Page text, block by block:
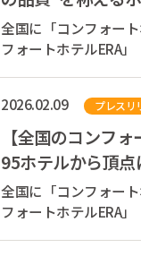
レギュラ...
ルより選出】コン
ンドが示す...
全国に「コンフォー
フォートホテルERA
する株式会社チョイス
ン（本社：東京都中
社長：伊藤孝彦、以
ズジャパン...
2026.02.09 プレスリ
【全国のコンフ
95ホテルから頂
No.1「コンフォ
屋新幹線口」が...
全国に「コンフォー
フォートホテルERA